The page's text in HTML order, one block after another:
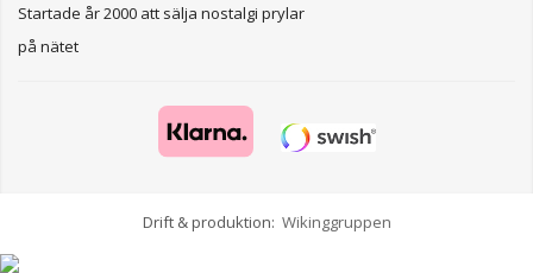
Startade år 2000 att sälja nostalgi prylar
på nätet
Drift & produktion: Wikinggruppen